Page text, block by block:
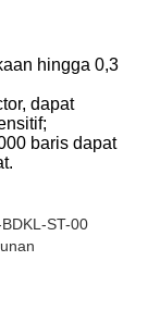
hingga 0,3
dapat
baris dapat
ST-00